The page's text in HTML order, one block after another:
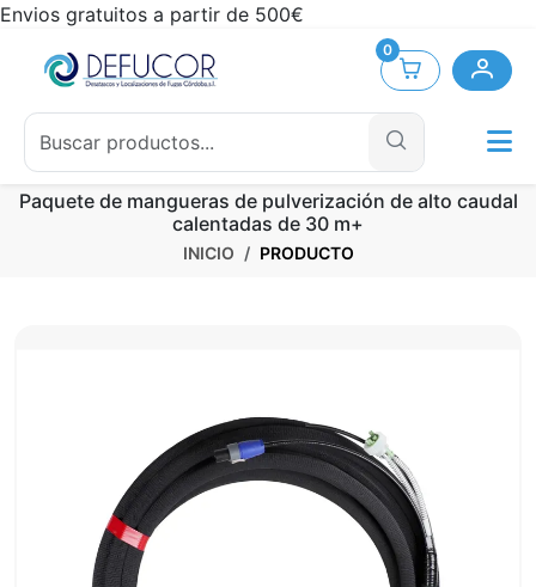
Envios gratuitos a partir de 500€
0
Paquete de mangueras de pulverización de alto caudal
calentadas de 30 m+
INICIO PRODUCTO